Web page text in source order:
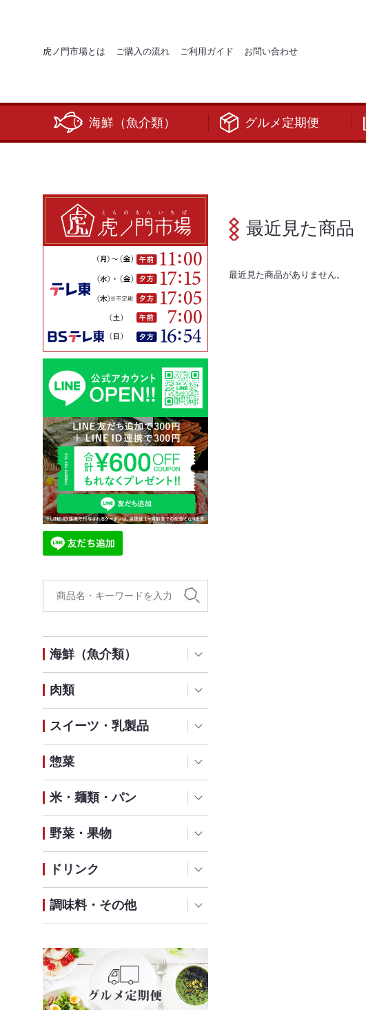
虎ノ門市場とは ご購入の流れ ご利用ガイド お問い合わせ
海鮮（魚介類） グルメ定期便
海鮮（魚介類）
肉類
スイーツ・乳製品
惣菜
米・麺類・パン
野菜・果物
ドリンク
調味料・その他
最近見た商品
最近見た商品がありません。